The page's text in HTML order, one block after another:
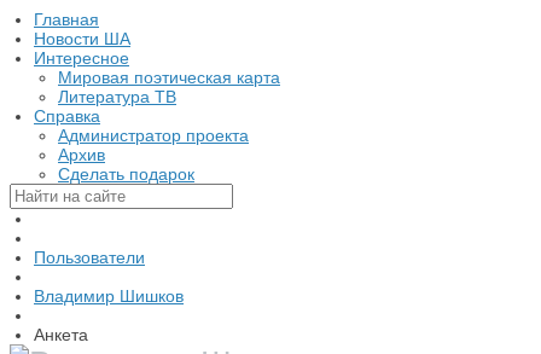
Главная
Новости ША
Интересное
Мировая поэтическая карта
Литература ТВ
Справка
Администратор проекта
Архив
Сделать подарок
Пользователи
Владимир Шишков
Анкета